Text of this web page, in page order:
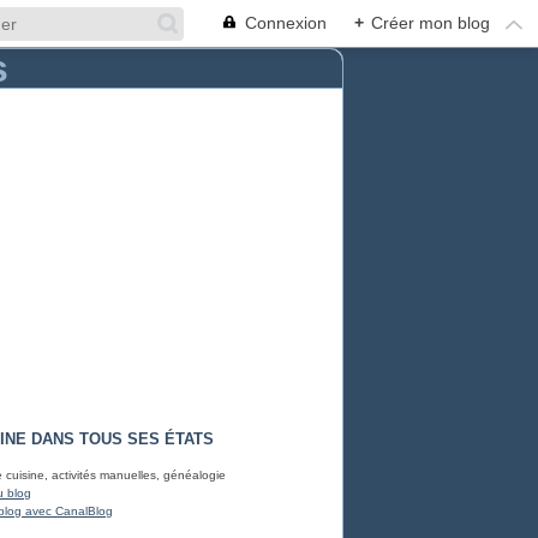
Connexion + Créer mon blog
DANS TOUS SES ÉTATS
cuisine, activités manuelles, généalogie
blog
avec CanalBlog